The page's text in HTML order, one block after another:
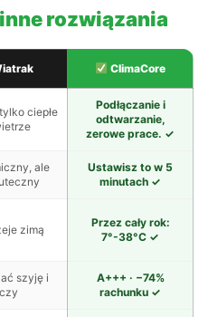
inne rozwiązania
ClimaCore
ciepłe
Podłączanie i
odtwarzanie,
zerowe prace. ✓
ale
Ustawisz to w 5
minutach ✓
zimą
Przez cały rok:
7°-38°C ✓
szyję i
A+++ · −74%
rachunku ✓